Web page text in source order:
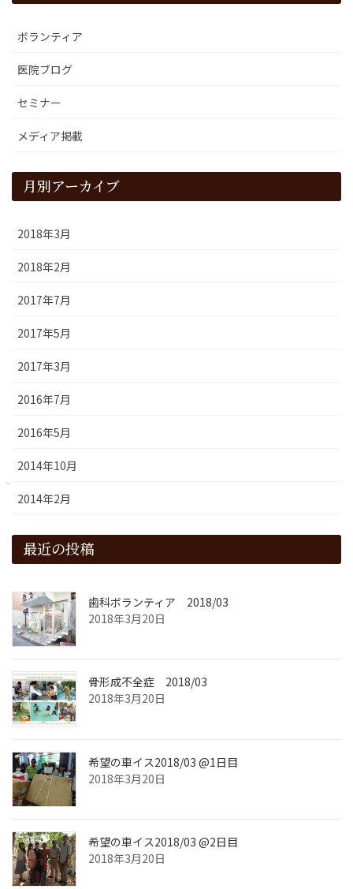
ボランティア
医院ブログ
セミナー
メディア掲載
月別アーカイブ
2018年3月
2018年2月
2017年7月
2017年5月
2017年3月
2016年7月
2016年5月
2014年10月
2014年2月
最近の投稿
歯科ボランティア 2018/03
2018年3月20日
骨形成不全症 2018/03
2018年3月20日
希望の車イス2018/03 @1日目
2018年3月20日
希望の車イス2018/03 @2日目
2018年3月20日